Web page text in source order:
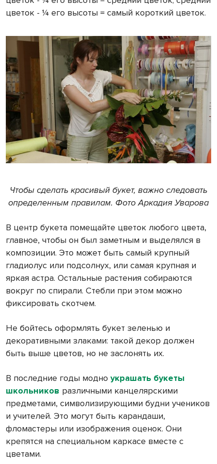
цветок - ¼ его высоты = самый короткий цветок.
Чтобы сделать красивый букет, важно следовать
определенным правилам. Фото Аркадия Уварова
В центр букета помещайте цветок любого цвета,
главное, чтобы он был заметным и выделялся в
композиции. Это может быть самый крупный
гладиолус или подсолнух, или самая крупная и
яркая астра. Остальные растения собираются
вокруг по спирали. Стебли при этом можно
фиксировать скотчем.
Не бойтесь оформлять букет зеленью и
декоративными злаками: такой декор должен
быть выше цветов, но не заслонять их.
В последние годы модно украшать букеты
школьников различными канцелярскими
предметами, символизирующими будни учеников
и учителей. Это могут быть карандаши,
фломастеры или изображения оценок. Они
крепятся на специальном каркасе вместе с
цветами.